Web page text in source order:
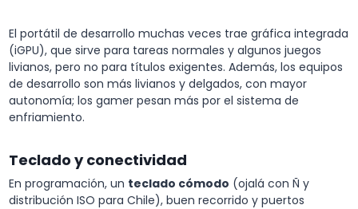
El portátil de desarrollo muchas veces trae gráfica integrada
(iGPU), que sirve para tareas normales y algunos juegos
livianos, pero no para títulos exigentes. Además, los equipos
de desarrollo son más livianos y delgados, con mayor
autonomía; los gamer pesan más por el sistema de
enfriamiento.
Teclado y conectividad
En programación, un teclado cómodo (ojalá con Ñ y
distribución ISO para Chile), buen recorrido y puertos